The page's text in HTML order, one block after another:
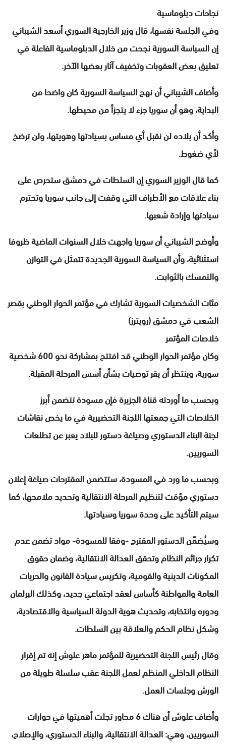
نجاحات دبلوماسية
وفي الجلسة نفسها، قال وزير الخارجية السوري أسعد الشيباني
إن السياسة السورية نجحت من خلال الدبلوماسية الفاعلة في
تعليق بعض العقوبات وتخفيف آثار بعضها الآخر.
وأضاف الشيباني أن نهج السياسة السورية كان واضحا من
البداية، وهو أن سوريا جزء لا يتجزأ من محيطها.
وأكد أن بلاده لن نقبل أي مساس بسيادتها وهويتها، ولن ترضخ
لأي ضغوط.
كما قال الوزير السوري إن السلطات في دمشق ستحرص على
بناء علاقات مع الأطراف التي وقفت إلى جانب سوريا وتحترم
سيادتها وإرادة شعبها.
وأوضح الشيباني أن سوريا واجهت خلال السنوات الماضية ظروفا
استثنائية، وأن السياسة السورية الجديدة تتمثل في التوازن
والتمسك بالثوابت.
مئات الشخصيات السورية تشارك في مؤتمر الحوار الوطني بقصر
الشعب في دمشق (رويترز)
خلاصات المؤتمر
وكان مؤتمر الحوار الوطني قد افتتح بمشاركة نحو 600 شخصية
سورية، وينتظر أن يقر توصيات بشأن أسس المرحلة المقبلة.
وبحسب ما أوردته قناة الجزيرة فإن مسودة تتضمن أبرز
الخلاصات التي جمعتها اللجنة التحضيرية في ما يخص نقاشات
لجنة البناء الدستوري وصياغة دستور للبلاد يعبر عن تطلعات
السوريين.
وبحسب ما ورد في المسودة، ستتضمن المقترحات صياغة إعلان
دستوري مؤقت لتنظيم المرحلة الانتقالية وتحديد ملامحها، كما
سيتم التأكيد على وحدة سوريا وسيادتها.
وسيُضمّن الدستور المقترح -وفقا للمسودة- مواد تضمن عدم
تكرار جرائم النظام وتحقق العدالة الانتقالية، وضمان حقوق
المكونات الدينية والقومية، وتكريس سيادة القانون والحريات
العامة والمواطنة كأساس لعقد اجتماعي جديد، وكذلك البرلمان
ودوره وانتخابه، وتحديث هوية الدولة السياسية والاقتصادية،
وشكل نظام الحكم والعلاقة بين السلطات.
وقال رئيس اللجنة التحضيرية للمؤتمر ماهر علوش إنه تم إقرار
النظام الداخلي المنظم لعمل اللجنة عقب سلسلة طويلة من
الورش وجلسات العمل.
وأضاف علوش أن هناك 6 محاور تجلت أهميتها في حوارات
السوريين، وهي: العدالة الانتقالية، والبناء الدستوري، والإصلاح،